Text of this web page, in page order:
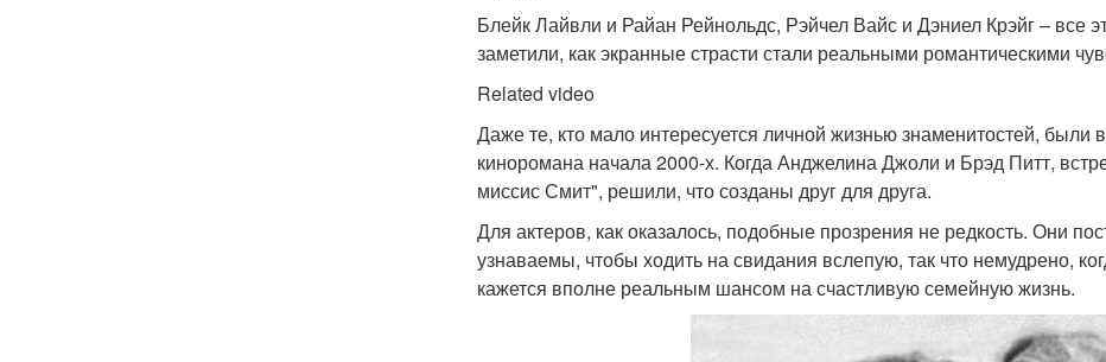
Блейк Лайвли и Райан Рейнольдс, Рэйчел Вайс и Дэниел Крэйг – все
заметили, как экранные страсти стали реальными романтическими
Related video
Даже те, кто мало интересуется личной жизнью знаменитостей, были
киноромана начала 2000-х. Когда Анджелина Джоли и Брэд Питт,
миссис Смит", решили, что созданы друг для друга.
Для актеров, как оказалось, подобные прозрения не редкость. Они
узнаваемы, чтобы ходить на свидания вслепую, так что немудрено,
кажется вполне реальным шансом на счастливую семейную жизнь.